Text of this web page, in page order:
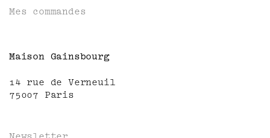
Mes commandes
Maison Gainsbourg
14 rue de Verneuil
75007 Paris